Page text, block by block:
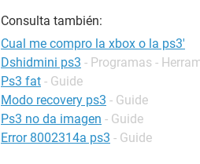
Consulta también:
Cual me compro la xbox o la ps3'
Dshidmini ps3 - Programas -
Ps3 fat - Guide
Modo recovery ps3 - Guide
Ps3 no da imagen - Guide
Error 8002314a ps3 - Guide